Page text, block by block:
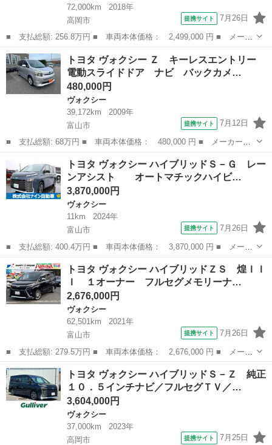
72,000km
2018年
高岡市
提携サイト 7月26日
■ 支払総額: 256.8万円 ■ 車両本体価格： 2,499,000 円 ■ メーカ
ー名： トヨタ ■ 車種名： ヴォクシー ■ グレード名： ＺＳ
煌 ４ＷＤ／ワンオーナー／純正８インチナビ／フルセグＴＶ／Ｂｌ
ｕｅｔｏ...
富山 高岡市 ヴォクシー
トヨタ ヴォクシー Ｚ キーレスエントリー
電動スライドドア ナビ バックカメ…
480,000円
ヴォクシー
39,172km
2009年
富山市
提携サイト 7月12日
■ 支払総額: 68万円 ■ 車両本体価格： 480,000 円 ■ メーカー
名： トヨタ ■ 車種名： ヴォクシー ■ グレード名： Ｚ キー
レスエントリー 電動スライドドア ナビ バックカメラ ＨＩＤヘ
ッドライト フル...
ヴォクシー
トヨタ ヴォクシー ハイブリッドＳ－Ｇ レー
ンアシスト オートマチックハイビ…
3,870,000円
ヴォクシー
11km
2024年
富山市
提携サイト 7月26日
■ 支払総額: 400.4万円 ■ 車両本体価格： 3,870,000 円 ■ メーカ
ー名： トヨタ ■ 車種名： ヴォクシー ■ グレード名： ハイブ
リッドＳ－Ｇ レーンアシスト オートマチックハイビーム オー
トライト...
富山 富山市 ヴォクシー
トヨタ ヴォクシー ハイブリッドＺＳ 煌ＩＩ
Ｉ １オーナー フルセグメモリーナ…
2,676,000円
ヴォクシー
62,501km
2021年
富山市
提携サイト 7月26日
■ 支払総額: 279.5万円 ■ 車両本体価格： 2,676,000 円 ■ メーカ
ー名： トヨタ ■ 車種名： ヴォクシー ■ グレード名： ハイブ
リッドＺＳ 煌ＩＩＩ １オーナー フルセグメモリーナビ バック
カメラ ...
富山 富山市 ヴォクシー
トヨタ ヴォクシー ハイブリッドＳ－Ｚ 純正
１０．５インチナビ／フルセグＴＶ／…
3,604,000円
ヴォクシー
37,000km
2023年
高岡市
提携サイト 7月25日